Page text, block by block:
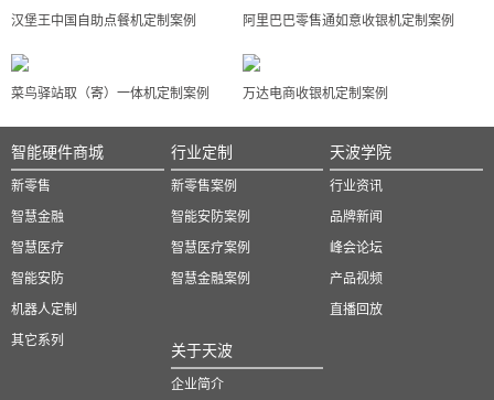
汉堡王中国自助点餐机定制案例 阿里巴巴零售通如意收银机定制案例
菜鸟驿站取（寄）一体机定制案例 万达电商收银机定制案例
智能硬件商城
新零售
智慧金融
智慧医疗
智能安防
机器人定制
其它系列
行业定制
新零售案例
智能安防案例
智慧医疗案例
智慧金融案例
天波学院
行业资讯
品牌新闻
峰会论坛
产品视频
直播回放
关于天波
企业简介